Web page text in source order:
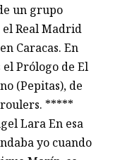
un grupo
Real Madrid
Caracas. En
Prólogo de El
(Pepitas), de
*****
Lara En esa
yo cuando